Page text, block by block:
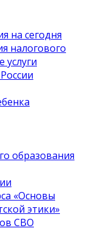
на сегодня
налогового
услуги
образования
«Основы
этики»
СВО